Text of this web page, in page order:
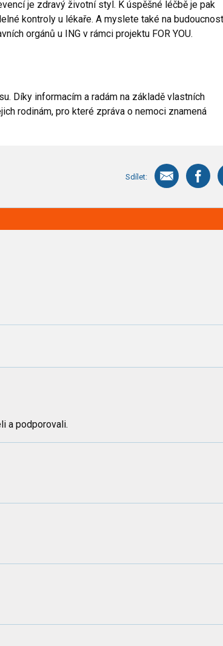
je zdravý životní styl. K úspěšné léčbě je pak
kontroly u lékaře. A myslete také na
orgánů u ING v rámci projektu FOR YOU.
Díky informacím a radám na základě vlastních
rodinám, pro které zpráva o nemoci znamená
Sdílet:
a podporovali.